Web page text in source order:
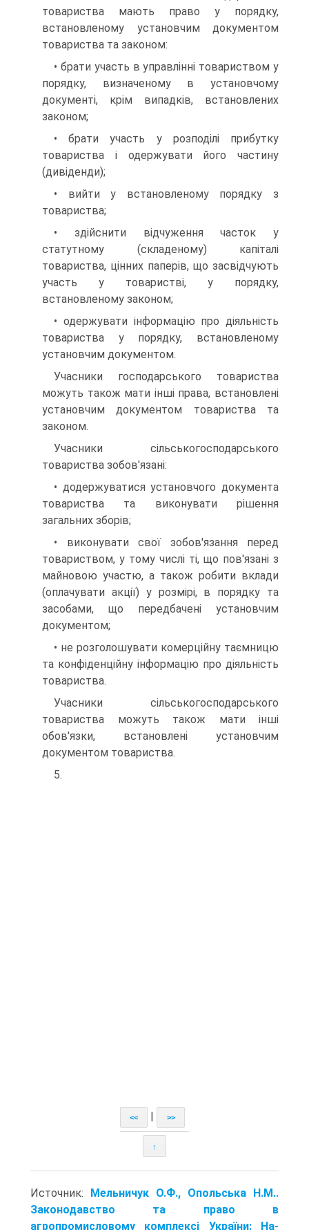
товариства мають право у порядку,
встановленому установчим документом
товариства та законом:
• брати участь в управлінні товариством у
порядку, визначеному в установчому
документі, крім випадків, встановлених
законом;
• брати участь у розподілі прибутку
товариства і одержувати його частину
(дивіденди);
• вийти у встановленому порядку з
товариства;
• здійснити відчуження часток у
статутному (складеному) капі­талі
товариства, цінних паперів, що засвідчують
участь у товаристві, у порядку,
встановленому законом;
• одержувати інформацію про діяльність
товариства у порядку, встановленому
установчим документом.
Учасники господарського товариства
можуть також мати інші права, встановлені
установчим документом товариства та
законом.
Учасники сільськогосподарського
товариства зобов'язані:
• додержуватися установчого документа
товариства та викону­вати рішення
загальних зборів;
• виконувати свої зобов'язання перед
товариством, у тому числі ті, що пов'язані з
майновою участю, а також робити вклади
(оплачува­ти акції) у розмірі, в порядку та
засобами, що передбачені установчим
документом;
• не розголошувати комерційну таємницю
та конфіденційну ін­формацію про діяльність
товариства.
Учасники сільськогосподарського
товариства можуть також мати інші
обов'язки, встановлені установчим
документом товариства.
5.
<< >>
↑
Источник: Мельничук О.Ф., Опольська Н.М..
Законодавство та право в
агропромисловому комплексі України: На­